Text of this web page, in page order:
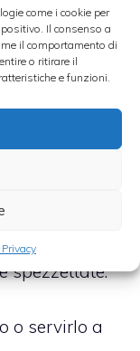
come i cookie per
Il consenso a
il comportamento di
o ritirare il
e funzioni.
piuttosto
grattugia
acqua
cucchiaio di
scolateli
burro
Unite
spezzettate.
o servirlo a